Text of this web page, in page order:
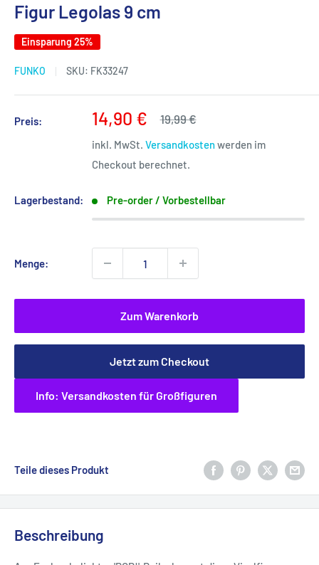
Figur Legolas 9 cm
Einsparung 25%
FUNKO SKU: FK33247
Preis: Sonderpreis
14,90 € Normalpreis
19,99 €
inkl. MwSt. Versandkostenwerden im
Checkout berechnet.
Lagerbestand: Pre-order / Vorbestellbar
Menge:
Zum Warenkorb
Jetzt zum Checkout
Info: Versandkosten für Großfiguren
Teile dieses Produkt
Beschreibung